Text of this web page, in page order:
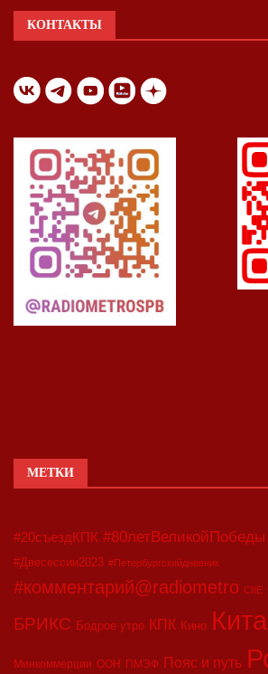
КОНТАКТЫ
МЕТКИ
#20съездКПК #80летВеликойПобеды
#Двесессии2023 #Петербургскийдневник
#комментарий@radiometro CIIE
БРИКС Бодрое утро КПК Кино
Минкоммерции ООН ПМЭФ Пояс и путь